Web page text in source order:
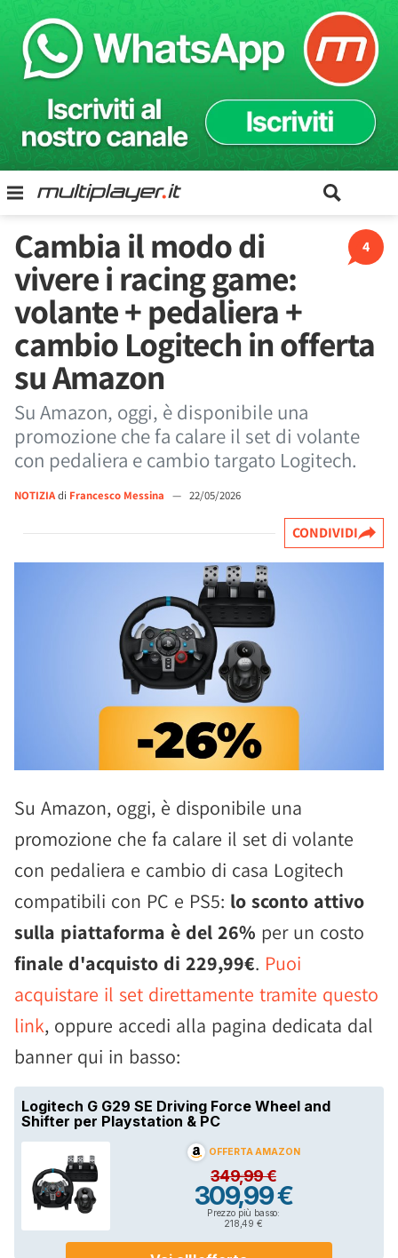
4
Cambia il modo di
vivere i racing game:
volante + pedaliera +
cambio Logitech in offerta
su Amazon
Su Amazon, oggi, è disponibile una
promozione che fa calare il set di volante
con pedaliera e cambio targato Logitech.
NOTIZIAdi Francesco Messina — 22/05/2026
CONDIVIDI
Su Amazon, oggi, è disponibile una
promozione che fa calare il set di volante
con pedaliera e cambio di casa Logitech
compatibili con PC e PS5: lo sconto attivo
sulla piattaforma è del 26% per un costo
finale d'acquisto di 229,99€. Puoi
acquistare il set direttamente tramite questo
link, oppure accedi alla pagina dedicata dal
banner qui in basso: